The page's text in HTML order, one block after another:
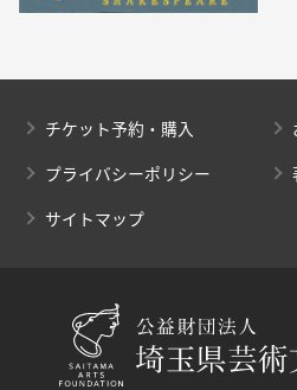
チケット予約・購入
プライバシーポリシー
サイトマップ